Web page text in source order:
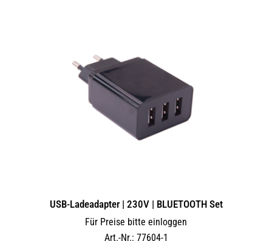
USB-Ladeadapter | 230V | BLUETOOTH Set
Für Preise bitte einloggen
Art.-Nr.: 77604-1